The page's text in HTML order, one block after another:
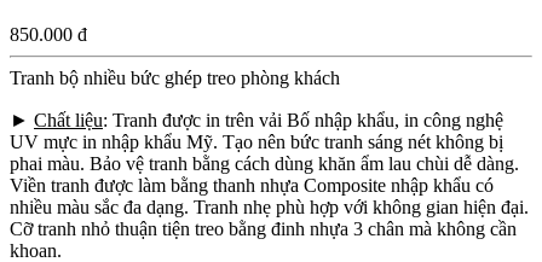
850.000 đ
Tranh bộ nhiều bức ghép treo phòng khách
► Chất liệu: Tranh được in trên vải Bố nhập khẩu, in công nghệ
UV mực in nhập khẩu Mỹ. Tạo nên bức tranh sáng nét không bị
phai màu. Bảo vệ tranh bằng cách dùng khăn ẩm lau chùi dễ dàng.
Viền tranh được làm bằng thanh nhựa Composite nhập khẩu có
nhiều màu sắc đa dạng. Tranh nhẹ phù hợp với không gian hiện đại.
Cỡ tranh nhỏ thuận tiện treo bằng đinh nhựa 3 chân mà không cần
khoan.